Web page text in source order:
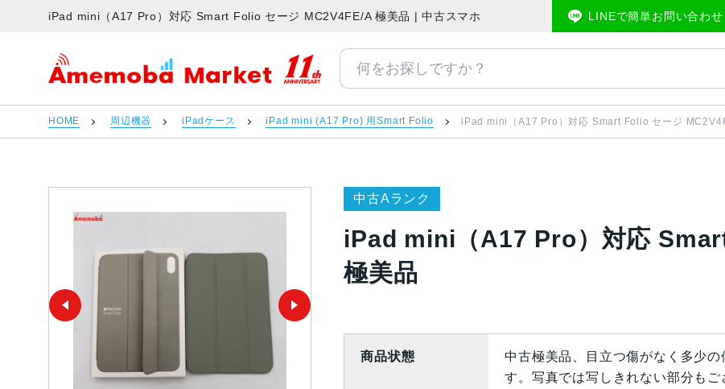
iPad mini（A17 Pro）対応 Smart Folio セージ MC2V4FE/A 極美品 | 中古スマホ販売のアメモバマーケットLINEで簡単お問い合わせ
アメモバマーケット
HOME 周辺機器 iPadケース iPad mini (A17 Pro) 用Smart Folio iPad mini（A17 Pro）対応 Smart Folio セージ
中古Aランク
iPad mini（A17 Pro）対応
極美品
商品状態
中古極美品、目立つ傷がなく多少
す。写真では写しきれない部分もご